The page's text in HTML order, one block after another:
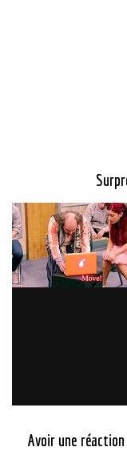
Avoir une